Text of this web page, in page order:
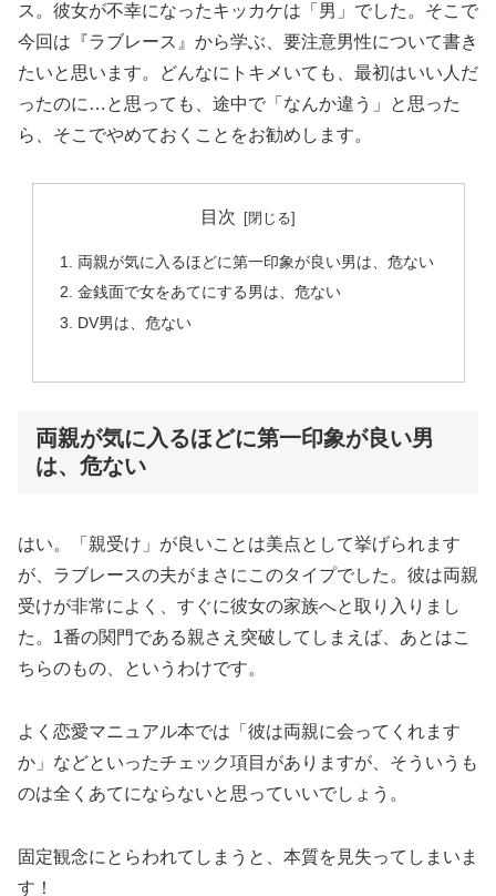
ス。彼女が不幸になったキッカケは「男」でした。そこで
今回は『ラブレース』から学ぶ、要注意男性について書き
たいと思います。どんなにトキメいても、最初はいい人だ
ったのに…と思っても、途中で「なんか違う」と思った
ら、そこでやめておくことをお勧めします。
目次
両親が気に入るほどに第一印象が良い男は、危ない
金銭面で女をあてにする男は、危ない
DV男は、危ない
両親が気に入るほどに第一印象が良い男
は、危ない
はい。「親受け」が良いことは美点として挙げられます
が、ラブレースの夫がまさにこのタイプでした。彼は両親
受けが非常によく、すぐに彼女の家族へと取り入りまし
た。1番の関門である親さえ突破してしまえば、あとはこ
ちらのもの、というわけです。
よく恋愛マニュアル本では「彼は両親に会ってくれます
か」などといったチェック項目がありますが、そういうも
のは全くあてにならないと思っていいでしょう。
固定観念にとらわれてしまうと、本質を見失ってしまいま
す！